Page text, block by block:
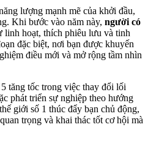
lượng mạnh mẽ của khởi đầu,
Khi bước vào năm này, người có
linh hoạt, thích phiêu lưu và tinh
đặc biệt, nơi bạn được khuyến
điều mới và mở rộng tầm nhìn
tăng tốc trong việc thay đổi lối
phát triển sự nghiệp theo hướng
giới số 1 thúc đẩy bạn chủ động,
trọng và khai thác tốt cơ hội mà